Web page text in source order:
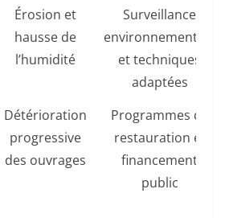
Érosion et
hausse de
l’humidité
Surveillance
environnementale
et techniques
adaptées
Détérioration
progressive
des ouvrages
Programmes de
restauration et
financement
public